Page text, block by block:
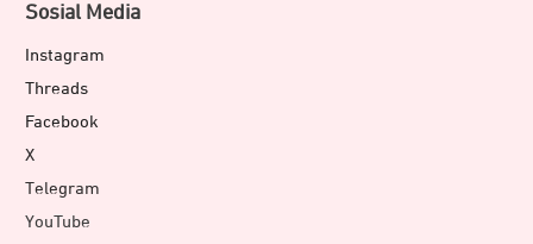
Sosial Media
Instagram
Threads
Facebook
X
Telegram
YouTube